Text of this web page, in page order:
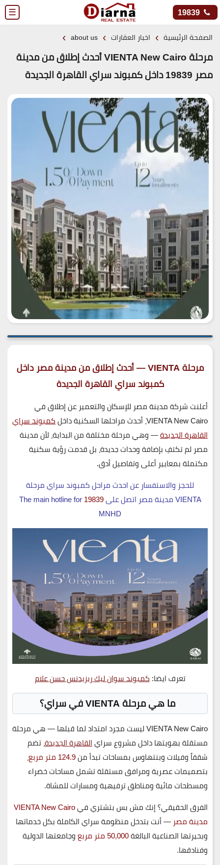
☰ 19839
الصفحة الرئيسية › اخبار العقارات ›
about us
›
مرحلة VIENTA New Cairo أحدث إطلاق من مدينة
مصر 19839 داخل كمبوند سراي القاهرة الجديدة
مرحلة VIENTA — أحدث إطلاق من مدينة مصر داخل
كمبوند سراي القاهرة الجديدة
أعلنت شركة مدينة مصر للإسكان والتعمير عن إطلاق في
VIENTA New Cairo، أحدث مراحلها السكنية داخلكمبوند سراي
القاهرة الجديدة— وهي مرحلة مختلفة من البداية، لأن مدينة
مصر لم تكتفِ بإضافة وحدات جديدة، بل قدمت رؤية سكنية
مكتملة بمعايير أعلى وتفاصيل أدق.
للحجز والاستفسار عن احدث مراحل كمبوند سراي مرحلة
VIENTA مدينة مصر اتصل على
19839
The main hotline for
MNHD
تعرف ايضا:كمبوند سوان ليك ريزيدنس حسن علام
ما هي مرحلة VIENTA في سراي؟
VIENTA New Cairoليست مجرد امتداد لما قبلها — هي مرحلة
مستقلة بهويتها داخل مشروع سرايالقاهرة الجديدة، تضم
شققاً وفيلات وبنتهاوس بمساحات تبدأ من124.9 متر مربع
،
بتصميمات عصرية ومرافق مستقلة تشمل مساحات خضراء
ومسطحات مائية ومناطق ترفيهية ومسارات للمشاة.
الفرق الحقيقي؟ إنك مش بس بتشتري فيVIENTA New Cairo
مدينة مصر — أنت بتدخل منظومة سراي الكاملة بكل خدماتها
وبحيرتها الصناعية البالغة50,000 متر مربع
وجامعتها الدولية
وفنادقها.